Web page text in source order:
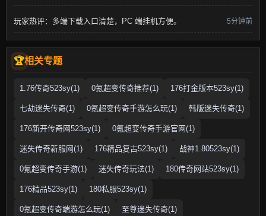
玩家热评：多端下载入口清楚，PC 端挂机方便。 5分钟前
相关专题
1.76传奇523sy(1) 0氪超变传奇推荐(1) 176打金版本523sy(1)
七劫迷失传奇(1) 0氪超变传奇手游怎么玩(1) 韩版迷失传奇(1)
176新开传奇网523sy(1) 0氪超变传奇手游官网(1)
迷失传奇新服网(1) 176精品复古523sy(1) 战神1.80523sy(1)
0氪超变传奇手游(1) 迷失传奇玩法(1) 180传奇网站523sy(1)
176精品523sy(1) 180私服523sy(1)
0氪超变传奇端游怎么玩(1) 至尊迷失传奇(1)